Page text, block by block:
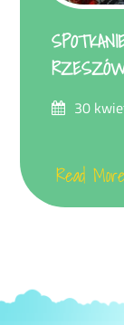
Posted
30
Read